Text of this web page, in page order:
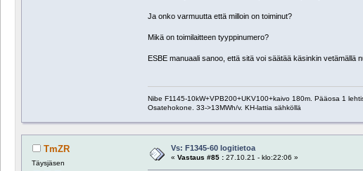
Ja onko varmuutta että milloin on toiminut?
Mikä on toimilaitteen tyyppinumero?
ESBE manuaali sanoo, että sitä voi säätää käsinkin vetämällä
Nibe F1145-10kW+VPB200+UKV100+kaivo 180m. Pääosa 1
Osatehokone. 33->13MWh/v. KH-lattia sähköllä
TmZR
Täysjäsen
Vs: F1345-60 logitietoa
« Vastaus #85 :27.10.21 - klo:22:06 »